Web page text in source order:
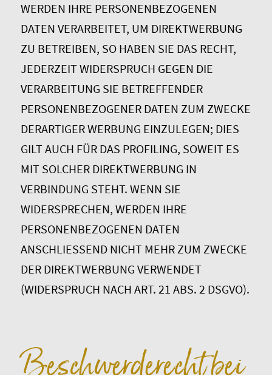
WERDEN IHRE PERSONENBEZOGENEN
DATEN VERARBEITET, UM DIREKTWERBUNG
ZU BETREIBEN, SO HABEN SIE DAS RECHT,
JEDERZEIT WIDERSPRUCH GEGEN DIE
VERARBEITUNG SIE BETREFFENDER
PERSONENBEZOGENER DATEN ZUM ZWECKE
DERARTIGER WERBUNG EINZULEGEN; DIES
GILT AUCH FÜR DAS PROFILING, SOWEIT ES
MIT SOLCHER DIREKTWERBUNG IN
VERBINDUNG STEHT. WENN SIE
WIDERSPRECHEN, WERDEN IHRE
PERSONENBEZOGENEN DATEN
ANSCHLIESSEND NICHT MEHR ZUM ZWECKE
DER DIREKTWERBUNG VERWENDET
(WIDERSPRUCH NACH ART. 21 ABS. 2 DSGVO).